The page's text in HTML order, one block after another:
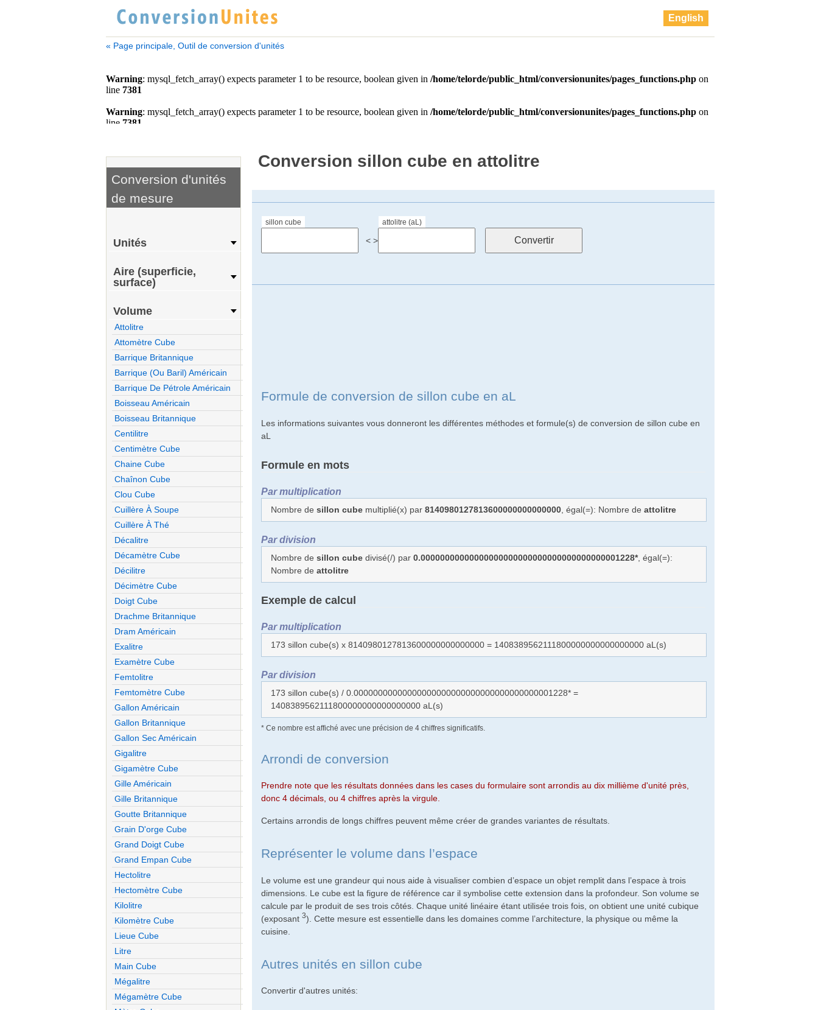
English
« Page principale, Outil de conversion d'unités
Conversion sillon cube en attolitre
sillon cube
< >
attolitre (aL)
Formule de conversion de sillon cube en aL
Les informations suivantes vous donneront les différentes méthodes et formule(s) de conversion de sillon cube en
aL
Formule en mots
Par multiplication
Nombre desillon cube multiplié(x) par8140980127813600000000000000 , égal(=): Nombre deattolitre
Par division
Nombre desillon cube divisé(/) par0.00000000000000000000000000000000000000001228*, égal(=):
Nombre deattolitre
Exemple de calcul
Par multiplication
173 sillon cube(s) x 8140980127813600000000000000 = 1408389562111800000000000000000 aL(s)
Par division
173 sillon cube(s) / 0.00000000000000000000000000000000000000001228* =
1408389562111800000000000000000 aL(s)
* Ce nombre est affiché avec une précision de 4 chiffres significatifs.
Arrondi de conversion
Prendre note que les résultats données dans les cases du formulaire sont arrondis au dix millième d'unité près,
donc 4 décimals, ou 4 chiffres après la virgule.
Certains arrondis de longs chiffres peuvent même créer de grandes variantes de résultats.
Représenter le volume dans l’espace
Le volume est une grandeur qui nous aide à visualiser combien d’espace un objet remplit dans l’espace à trois
dimensions. Le cube est la figure de référence car il symbolise cette extension dans la profondeur. Son volume se
calcule par le produit de ses trois côtés. Chaque unité linéaire étant utilisée trois fois, on obtient une unité cubique
(exposant3). Cette mesure est essentielle dans les domaines comme l’architecture, la physique ou même la
cuisine.
Autres unités en sillon cube
Convertir d'autres unités:
Conversion d'unités
de mesure
Unités
Aire (superficie,
surface)
Volume
Attolitre
Attomètre Cube
Barrique Britannique
Barrique (ou Baril) Américain
Barrique De Pétrole Américain
Boisseau Américain
Boisseau Britannique
Centilitre
Centimètre Cube
Chaine Cube
Chaînon Cube
Clou Cube
Cuillère À Soupe
Cuillère À Thé
Décalitre
Décamètre Cube
Décilitre
Décimètre Cube
Doigt Cube
Drachme Britannique
Dram Américain
Exalitre
Examètre Cube
Femtolitre
Femtomètre Cube
Gallon Américain
Gallon Britannique
Gallon Sec Américain
Gigalitre
Gigamètre Cube
Gille Américain
Gille Britannique
Goutte Britannique
Grain D'orge Cube
Grand Doigt Cube
Grand Empan Cube
Hectolitre
Hectomètre Cube
Kilolitre
Kilomètre Cube
Lieue Cube
Litre
Main Cube
Mégalitre
Mégamètre Cube